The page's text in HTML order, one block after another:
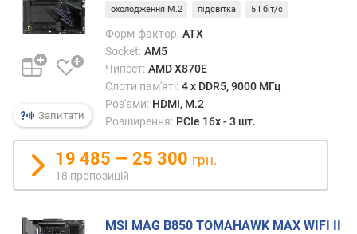
)
D
R
с
л
о
т
и
(
і
Запитати
охолодження M.2 підсвітка 5 Гбіт/с
Форм-фактор: ATX
Socket: AM5
Чипсет: AMD X870E
Слоти пам'яті: 4 х DDR5, 9000 МГц
Роз'єми: HDMI, M.2
Розширення: PCIe 16x - 3 шт.
19 485 — 25 300 грн.
18 пропозицій
MSI MAG B850 TOMAHAWK MAX WIFI II